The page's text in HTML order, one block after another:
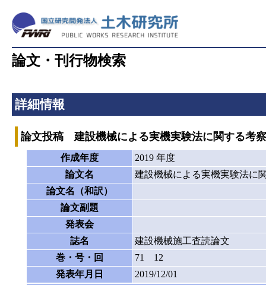
論文・刊行物検索
詳細情報
論文投稿 建設機械による実機実験法に関する考察
作成年度
2019 年度
論文名
建設機械による実機実験法に
論文名（和訳）
論文副題
発表会
誌名
建設機械施工査読論文
巻・号・回
71 12
発表年月日
2019/12/01